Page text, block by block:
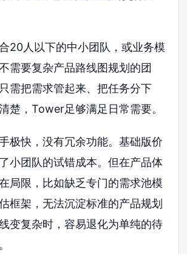
合20人以下的中小团队，或业务模
需要复杂产品路线图规划的团
需把需求管起来、把任务分下
楚，Tower足够满足日常需要。
手极快，没有冗余功能。基础版价
小团队的试错成本。但在产品体
局限，比如缺乏专门的需求池模
框架，无法沉淀标准的产品规划
变复杂时，容易退化为单纯的待